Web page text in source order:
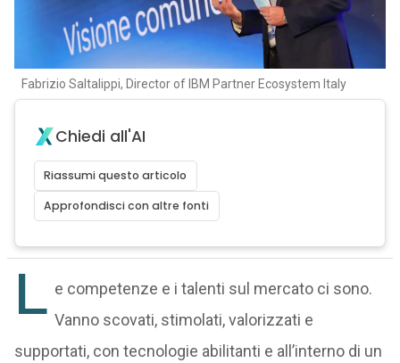
Fabrizio Saltalippi, Director of IBM Partner Ecosystem Italy
Chiedi all'AI
Riassumi questo articolo
Approfondisci con altre fonti
L e competenze e i talenti sul mercato ci sono.
Vanno scovati, stimolati, valorizzati e
supportati, con tecnologie abilitanti e all’interno di un